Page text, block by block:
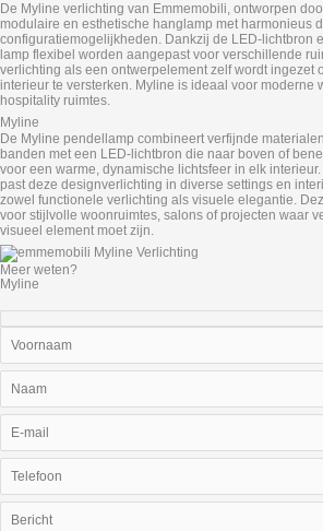
De Myline verlichting van Emmemobili, ontworpen
modulaire en esthetische hanglamp met harmonieus
configuratiemogelijkheden. Dankzij de LED‑lichtbron
lamp flexibel worden aangepast voor verschillende
verlichting als een ontwerpelement zelf wordt ingezet
interieur te versterken. Myline is ideaal voor moderne
hospitality ruimtes.
Myline
De Myline pendellamp combineert verfijnde
banden met een LED‑lichtbron die naar boven of
voor een warme, dynamische lichtsfeer in elk
past deze designverlichting in diverse settings en
zowel functionele verlichting als visuele elegantie.
voor stijlvolle woonruimtes, salons of projecten waar
visueel element moet zijn.
Meer weten?
Myline